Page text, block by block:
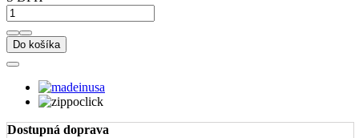
Do košíka
Dostupná doprava